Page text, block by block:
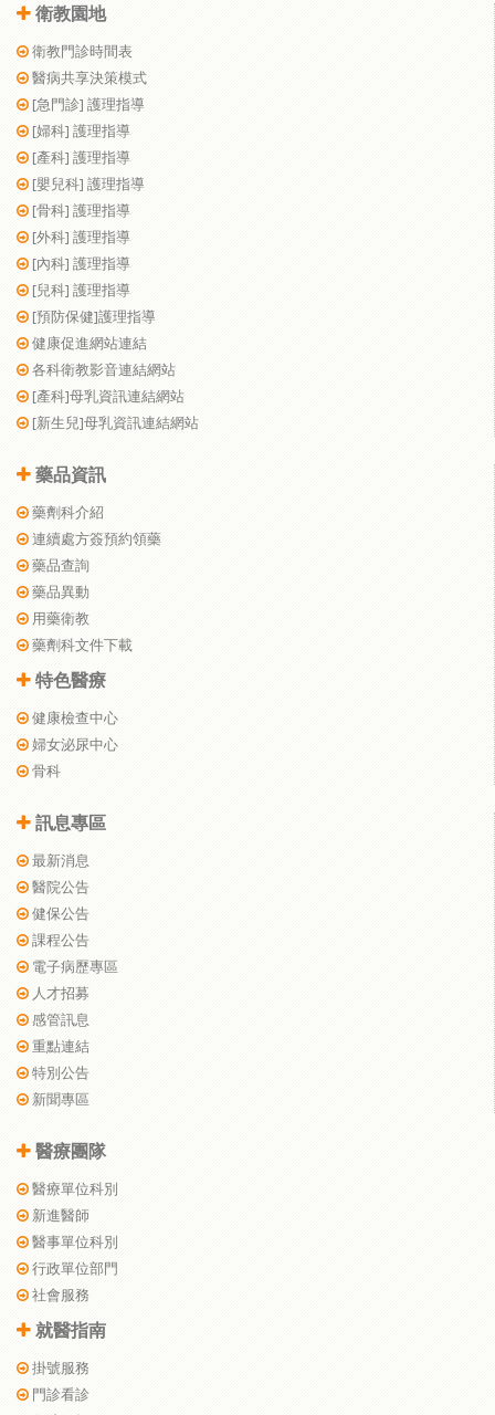
衛教園地
衛教門診時間表
醫病共享決策模式
[急門診] 護理指導
[婦科] 護理指導
[產科] 護理指導
[嬰兒科] 護理指導
[骨科] 護理指導
[外科] 護理指導
[內科] 護理指導
[兒科] 護理指導
[預防保健]護理指導
健康促進網站連結
各科衛教影音連結網站
[產科]母乳資訊連結網站
[新生兒]母乳資訊連結網站
藥品資訊
藥劑科介紹
連續處方簽預約領藥
藥品查詢
藥品異動
用藥衛教
藥劑科文件下載
特色醫療
健康檢查中心
婦女泌尿中心
骨科
訊息專區
最新消息
醫院公告
健保公告
課程公告
電子病歷專區
人才招募
感管訊息
重點連結
特別公告
新聞專區
醫療團隊
醫療單位科別
新進醫師
醫事單位科別
行政單位部門
社會服務
就醫指南
掛號服務
門診看診